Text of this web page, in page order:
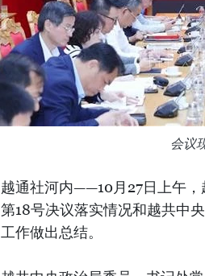
会议
越通社河内——10月27日上午，
第18号决议落实情况和越共中
工作做出总结。